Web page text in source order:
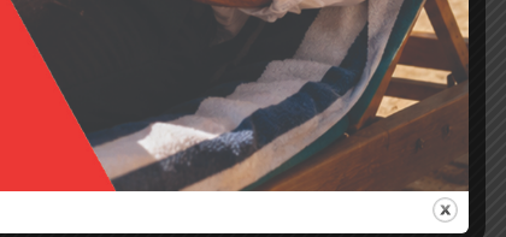
dalla UNI CEI EN ISO 50001 e dalla UNI CEI
Continue reading